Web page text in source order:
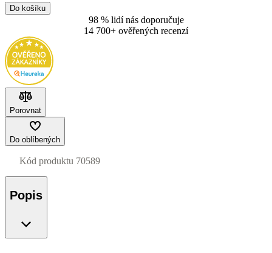
Do košíku
98 % lidí nás doporučuje
14 700+ ověřených recenzí
Porovnat
Do oblíbených
Kód produktu 70589
Popis